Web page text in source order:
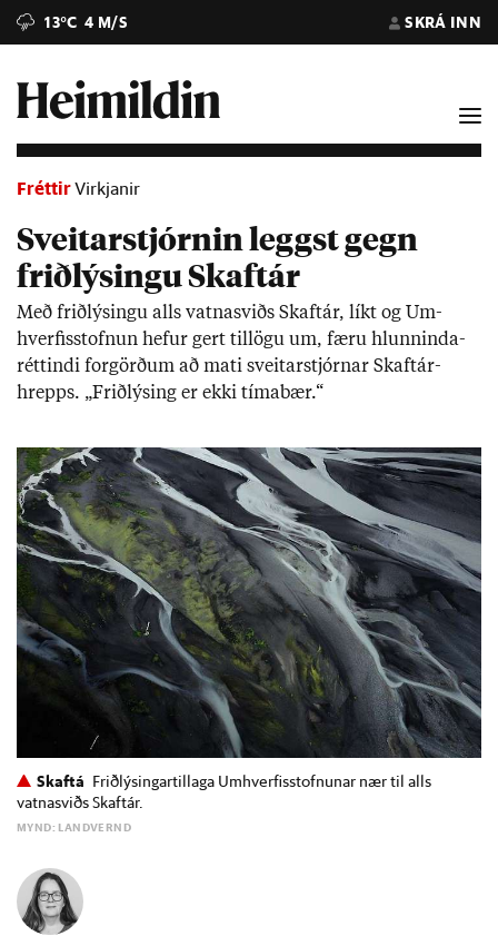
13°C 4 M/S SKRÁ INN
FréttirVirkjanir
Sveitarstjórnin leggst gegn
friðlýsingu Skaftár
Með frið­lýs­ingu alls vatna­sviðs Skaft­ár, líkt og Um­
hverf­is­stofn­un hef­ur gert til­lögu um, færu hlunn­inda­
rétt­indi for­görð­um að mati sveit­ar­stjórn­ar Skaft­ár­
hrepps. „Frið­lýs­ing er ekki tíma­bær.“
Skaftá Friðlýsingartillaga Umhverfisstofnunar nær til alls
vatnasviðs Skaftár.
MYND: LANDVERND